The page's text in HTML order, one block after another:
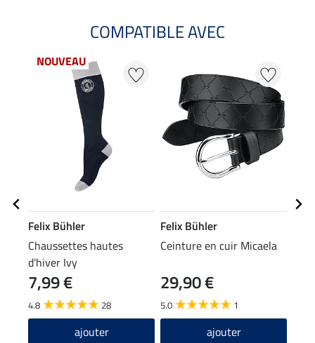
COMPATIBLE AVEC
NOUVEAU
Felix Bühler
Chaussettes hautes
d'hiver Ivy
7,99 €
4.8 28
ajouter
Felix Bühler
Ceinture en cuir Micaela
29,90 €
5.0 1
ajouter